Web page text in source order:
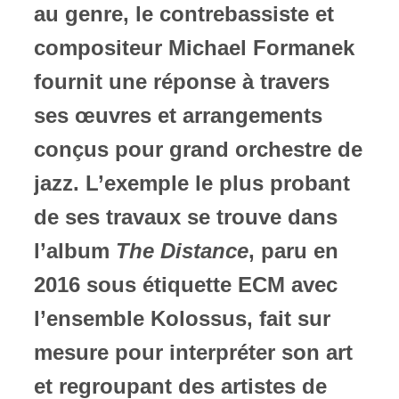
au genre, le contrebassiste et
compositeur Michael Formanek
fournit une réponse à travers
ses œuvres et arrangements
conçus pour grand orchestre de
jazz. L’exemple le plus probant
de ses travaux se trouve dans
l’album The Distance, paru en
2016 sous étiquette ECM avec
l’ensemble Kolossus, fait sur
mesure pour interpréter son art
et regroupant des artistes de